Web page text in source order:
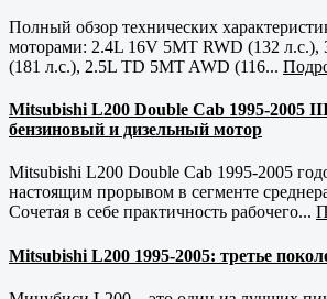
Полный обзор технических
моторами: 2.4L 16V 5MT RWD (132
(181 л.с.), 2.5L TD 5MT AWD (116...
Mitsubishi L200 Double Cab 1995-2005
бензиновый и дизельный мотор
Mitsubishi L200 Double Cab 1995-2005
настоящим прорывом в сегменте
Сочетая в себе практичность рабочего...
Mitsubishi L200 1995-2005: третье